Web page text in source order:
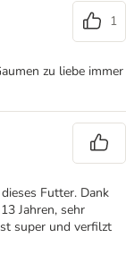
1
zu liebe immer
Futter. Dank
Jahren, sehr
super und verfilzt